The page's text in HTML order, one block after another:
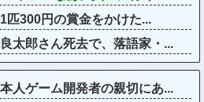
匹300円の賞金をかけた...
太郎さん死去で、落語家・...
人ゲーム開発者の親切にあ...